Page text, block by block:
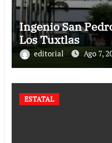
Ingenio San
Los Tuxtlas
editorial Ago 7,
ESTATAL